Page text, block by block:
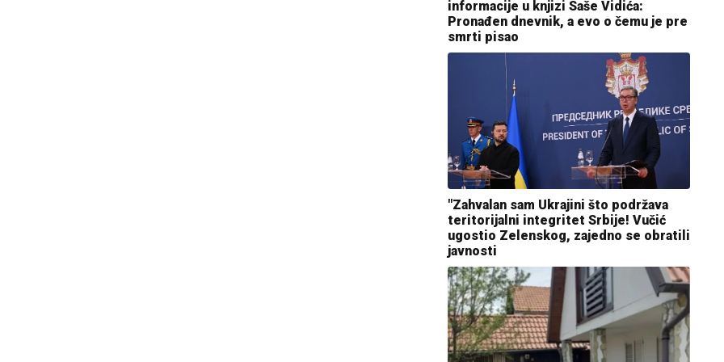
informacije u knjizi Saše Vidića:
Pronađen dnevnik, a evo o čemu je pre
smrti pisao
"Zahvalan sam Ukrajini što podržava
teritorijalni integritet Srbije! Vučić
ugostio Zelenskog, zajedno se obratili
javnosti